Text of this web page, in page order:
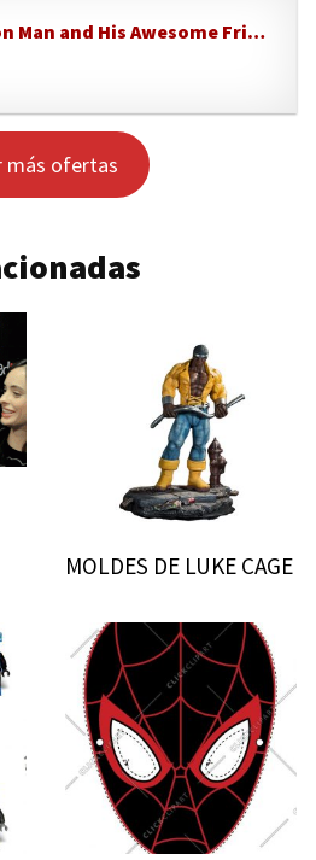
Marvel Iron Man and His Awesome Friends, Pack de Vengadores Blindados, Set de Figuras de acción
más ofertas
MOLDES DE LUKE CAGE